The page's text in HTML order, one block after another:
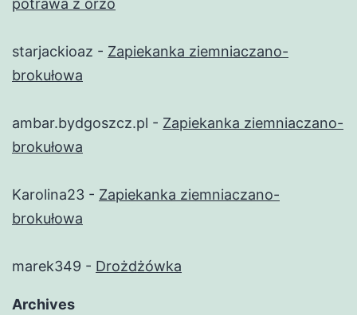
starjackioaz - Zapiekanka ziemniaczano-
brokułowa
ambar.bydgoszcz.pl - Zapiekanka ziemniaczano-
brokułowa
Karolina23 - Zapiekanka ziemniaczano-
brokułowa
marek349 - Drożdżówka
Archives